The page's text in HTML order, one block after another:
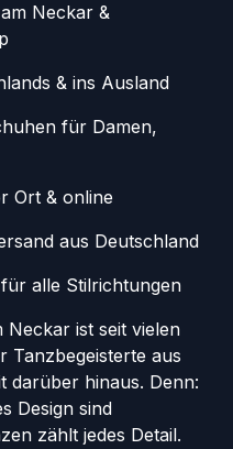
Neckar &
& ins Ausland
für Damen,
Ort & online
aus Deutschland
alle Stilrichtungen
Neckar ist seit vielen
Tanzbegeisterte aus
darüber hinaus. Denn:
Design sind
zählt jedes Detail.